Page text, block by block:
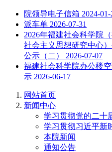
院领导电子信箱 2024-01-
派车单 2026-07-31
2026年福建社会科学院
社会主义思想研究中心
公示（二） 2026-07-07
福建社会科学院办公楼
示 2026-06-17
网站首页
新闻中心
学习贯彻党的二十
学习贯彻习近平新
本院新闻
通知公告